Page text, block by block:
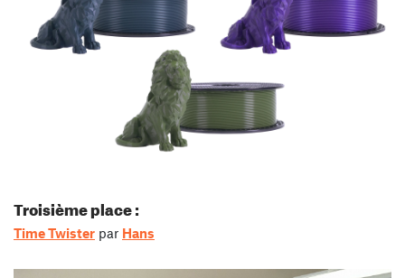
Troisième place :
Time Twister par Hans